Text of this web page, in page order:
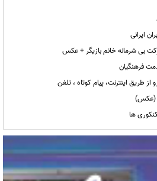
بی شرمانه خانم بازیگر + عکس
طریق اینترنت، پیام کوتاه ، تلفن
(عکس)
ها